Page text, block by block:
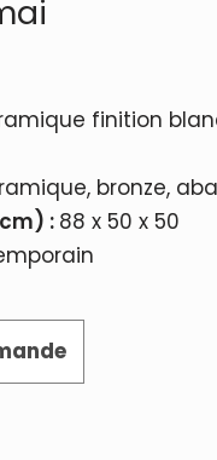
finition
bronze,
: 88 x 50 x 50